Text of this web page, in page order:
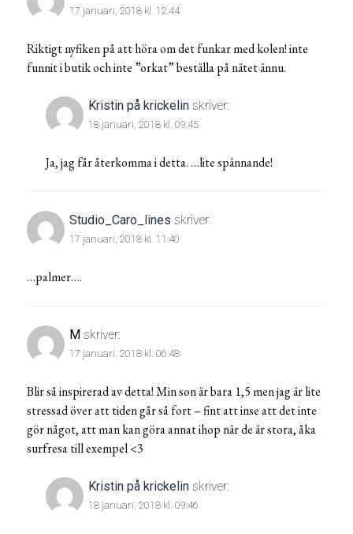
17 januari, 2018 kl. 12:44
Riktigt nyfiken på att höra om det funkar med kolen! inte
funnit i butik och inte ”orkat” beställa på nätet ännu.
Kristin på krickelin skriver:
18 januari, 2018 kl. 09:45
Ja, jag får återkomma i detta. …lite spännande!
Studio_Caro_lines skriver:
17 januari, 2018 kl. 11:40
…palmer….
M skriver:
17 januari, 2018 kl. 06:48
Blir så inspirerad av detta! Min son är bara 1,5 men jag är lite
stressad över att tiden går så fort – fint att inse att det inte
gör något, att man kan göra annat ihop när de är stora, åka
surfresa till exempel <3
Kristin på krickelin skriver:
18 januari, 2018 kl. 09:46